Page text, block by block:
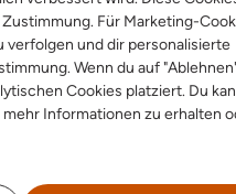
Für Marketing-
verfolgen und dir personalisierte
Wenn du auf
Cookies platziert. Du
Informationen zu erhalten